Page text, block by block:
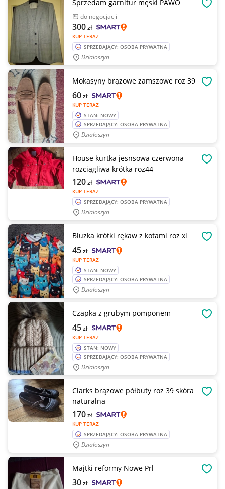
Sprzedam garnitur męski PAWO
do negocjacji
KUP TERAZ
300zł
SPRZEDAJĄCY: OSOBA PRYWATNA
Działoszyn
Mokasyny brązowe zamszowe roz 39
KUP TERAZ
60zł
STAN: NOWY
SPRZEDAJĄCY: OSOBA PRYWATNA
Działoszyn
House kurtka jesnsowa czerwona
rozciągliwa krótka roz44
KUP TERAZ
120zł
SPRZEDAJĄCY: OSOBA PRYWATNA
Działoszyn
Bluzka krótki rękaw z kotami roz xl
KUP TERAZ
45zł
STAN: NOWY
SPRZEDAJĄCY: OSOBA PRYWATNA
Działoszyn
Czapka z grubym pomponem
KUP TERAZ
45zł
STAN: NOWY
SPRZEDAJĄCY: OSOBA PRYWATNA
Działoszyn
Clarks brązowe półbuty roz 39 skóra
naturalna
KUP TERAZ
170zł
SPRZEDAJĄCY: OSOBA PRYWATNA
Działoszyn
Majtki reformy Nowe Prl
30zł